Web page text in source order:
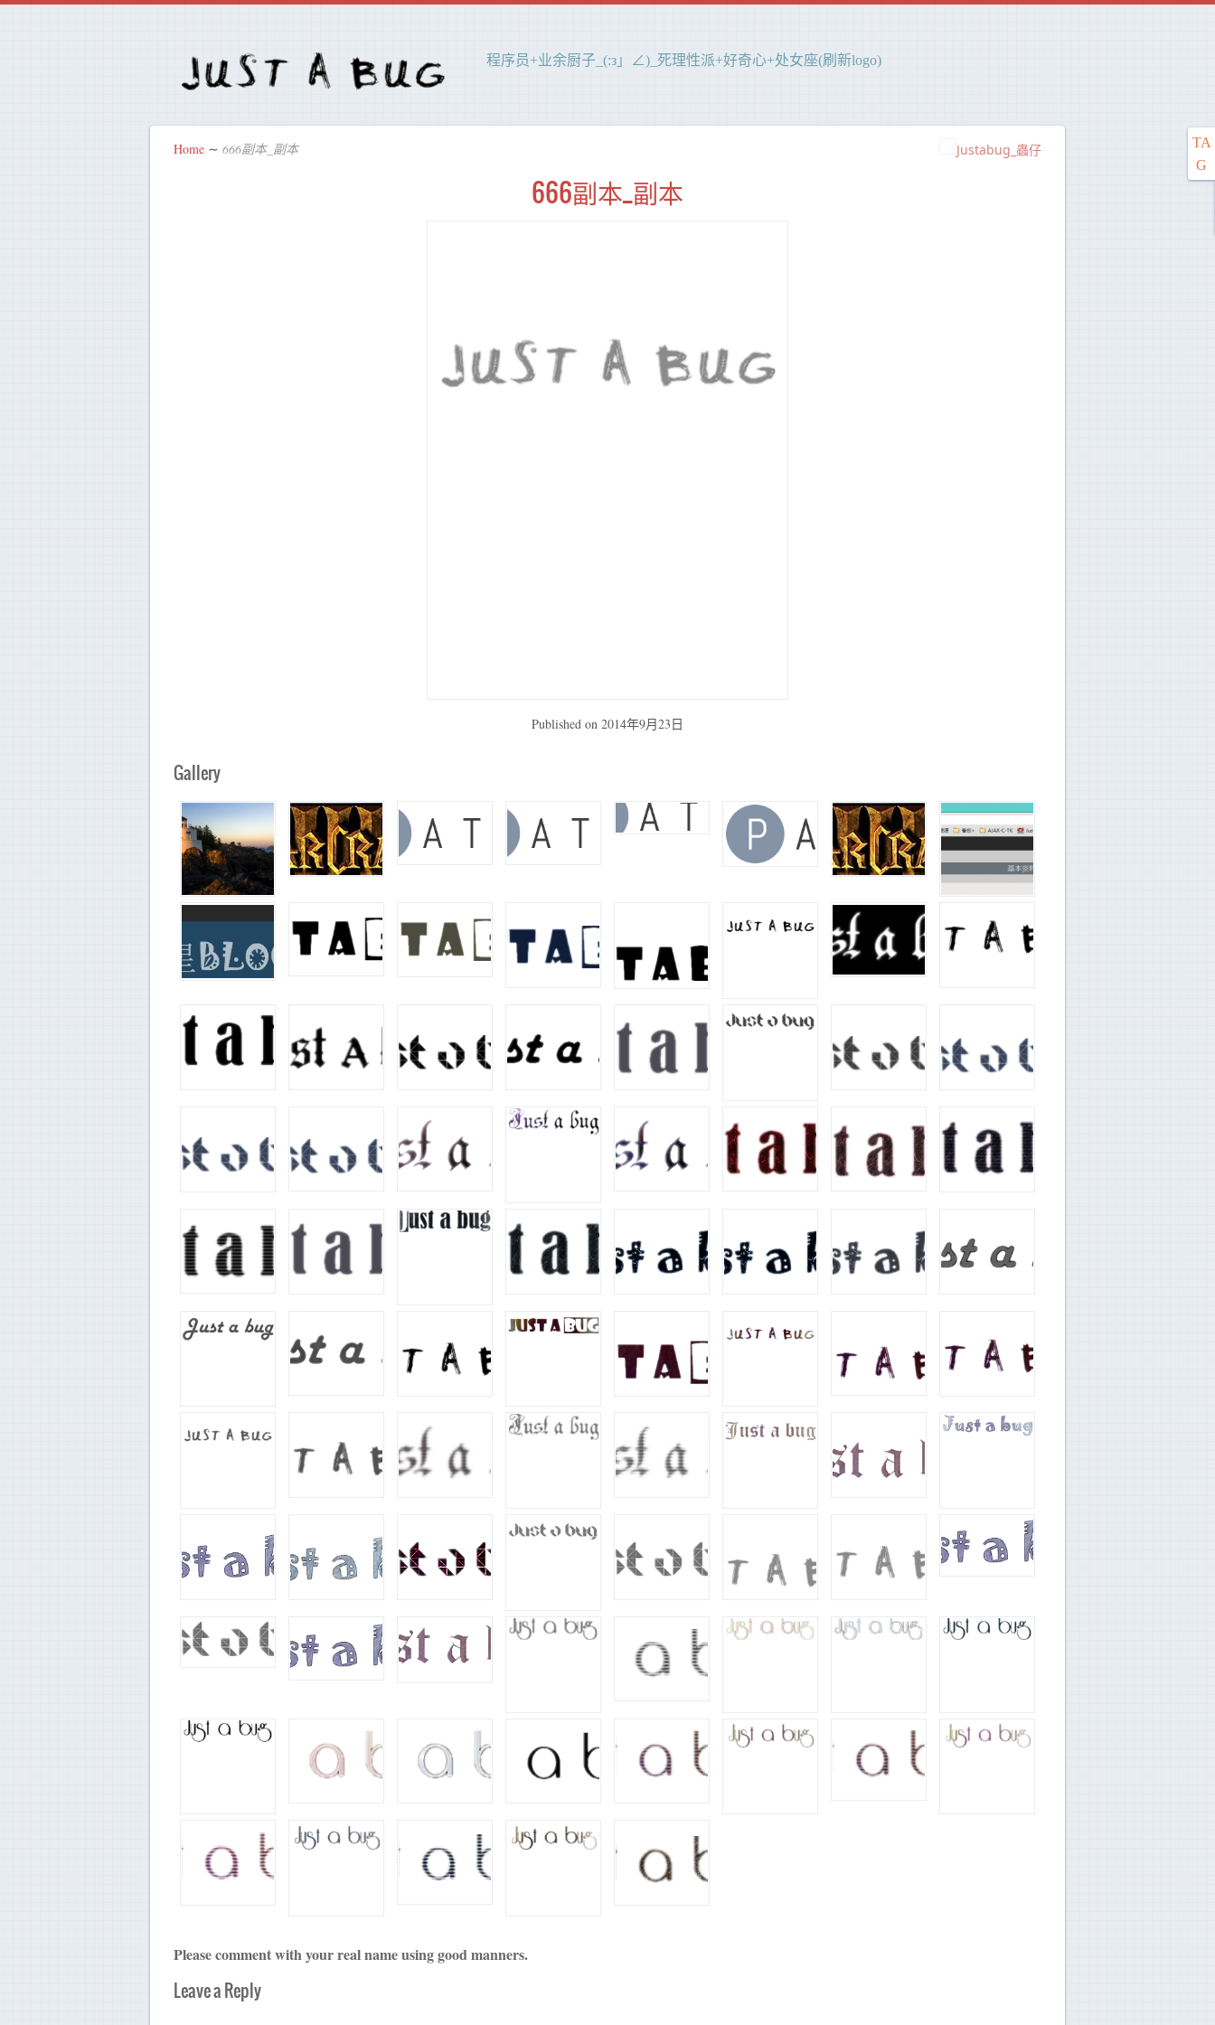
程序员+业余厨子_(:з」∠)_死理性派+好奇心+处女座(刷新logo)
TA
G
Justabug_蟲仔
Home ∼ 666副本_副本
666副本_副本
Published on 2014年9月23日
Gallery
Please comment with your real name using good manners.
Leave a Reply